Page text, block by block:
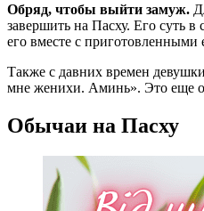
Обряд, чтобы выйти замуж.
завершить на Пасху. Его суть
его вместе с
Также с давних времен
мне женихи. Аминь». Это еще
Обычаи на Пасху